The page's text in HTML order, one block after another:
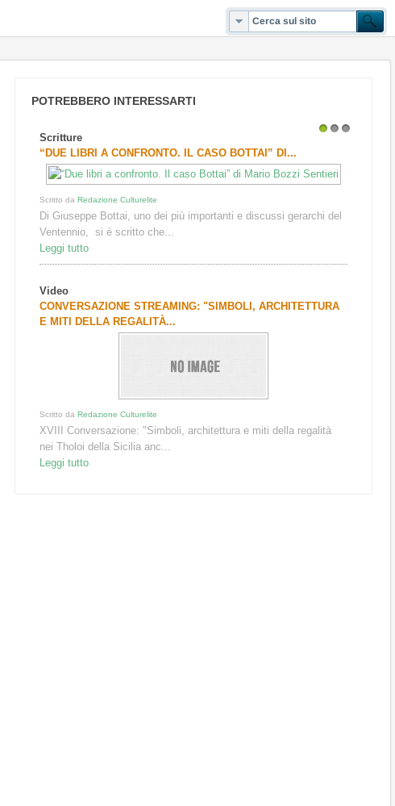
POTREBBERO INTERESSARTI
Scritture
“DUE LIBRI A CONFRONTO. IL CASO BOTTAI” DI...
Scritto daRedazione Culturelite
Di Giuseppe Bottai, uno dei più importanti e discussi gerarchi del
Ventennio, si è scritto che...
Leggi tutto
Video
CONVERSAZIONE STREAMING: "SIMBOLI, ARCHITETTURA
E MITI DELLA REGALITÀ...
Scritto daRedazione Culturelite
XVIII Conversazione: "Simboli, architettura e miti della regalità
nei Tholoi della Sicilia anc...
Leggi tutto